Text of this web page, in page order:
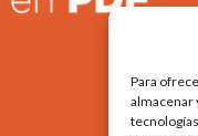
Para
almacenar